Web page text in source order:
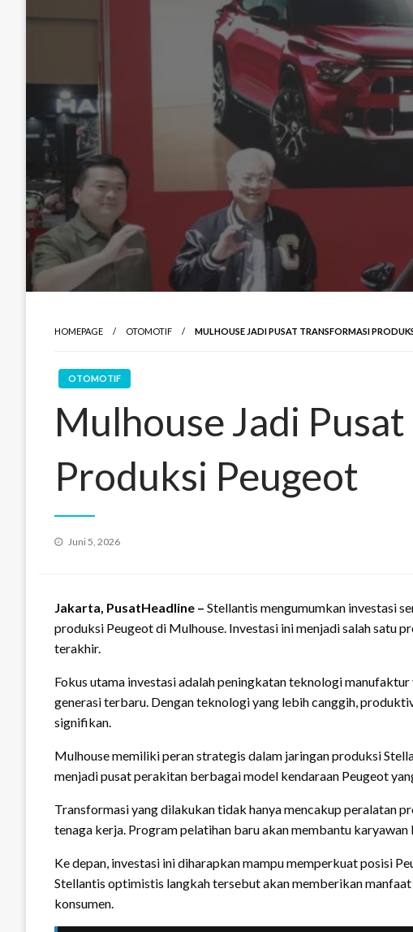
HOMEPAGE OTOMOTIF MULHOUSE JADI PUSAT TRANSFORMASI
OTOMOTIF
Mulhouse Jadi
Produksi Peugeot
Posted
Juni 5, 2026
Jakarta, PusatHeadline – Stellantis mengumumkan investasi
produksi Peugeot di Mulhouse. Investasi ini menjadi salah satu
terakhir.
Fokus utama investasi adalah peningkatan teknologi
generasi terbaru. Dengan teknologi yang lebih canggih,
signifikan.
Mulhouse memiliki peran strategis dalam jaringan produksi
menjadi pusat perakitan berbagai model kendaraan Peugeot
Transformasi yang dilakukan tidak hanya mencakup peralatan
tenaga kerja. Program pelatihan baru akan membantu
Ke depan, investasi ini diharapkan mampu memperkuat posisi
Stellantis optimistis langkah tersebut akan memberikan
konsumen.